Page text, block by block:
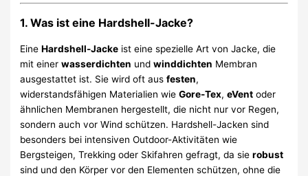
1. Was ist eine Hardshell-Jacke?
EineHardshell-Jacke ist eine spezielle Art von Jacke, die
mit einerwasserdichten undwinddichten Membran
ausgestattet ist. Sie wird oft ausfesten,
widerstandsfähigen Materialien wieGore-Tex,eVent oder
ähnlichen Membranen hergestellt, die nicht nur vor Regen,
sondern auch vor Wind schützen. Hardshell-Jacken sind
besonders bei intensiven Outdoor-Aktivitäten wie
Bergsteigen, Trekking oder Skifahren gefragt, da sierobust
sind und den Körper vor den Elementen schützen, ohne die